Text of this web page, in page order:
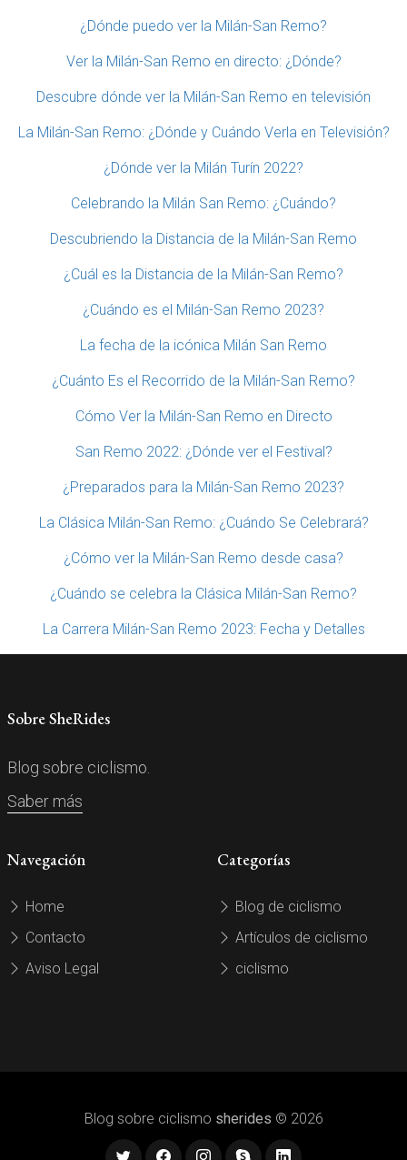
¿Dónde puedo ver la Milán-San Remo?
Ver la Milán-San Remo en directo: ¿Dónde?
Descubre dónde ver la Milán-San Remo en televisión
La Milán-San Remo: ¿Dónde y Cuándo Verla en Televisión?
¿Dónde ver la Milán Turín 2022?
Celebrando la Milán San Remo: ¿Cuándo?
Descubriendo la Distancia de la Milán-San Remo
¿Cuál es la Distancia de la Milán-San Remo?
¿Cuándo es el Milán-San Remo 2023?
La fecha de la icónica Milán San Remo
¿Cuánto Es el Recorrido de la Milán-San Remo?
Cómo Ver la Milán-San Remo en Directo
San Remo 2022: ¿Dónde ver el Festival?
¿Preparados para la Milán-San Remo 2023?
La Clásica Milán-San Remo: ¿Cuándo Se Celebrará?
¿Cómo ver la Milán-San Remo desde casa?
¿Cuándo se celebra la Clásica Milán-San Remo?
La Carrera Milán-San Remo 2023: Fecha y Detalles
Sobre SheRides
Blog sobre ciclismo.
Saber más
Navegación
Home
Contacto
Aviso Legal
Categorías
Blog de ciclismo
Artículos de ciclismo
ciclismo
Blog sobre ciclismo sherides © 2026